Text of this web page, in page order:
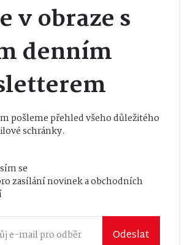
v obraze s
denním
pošleme přehled všeho důležitého
schránky.
se
zasílání novinek a obchodních
Odeslat